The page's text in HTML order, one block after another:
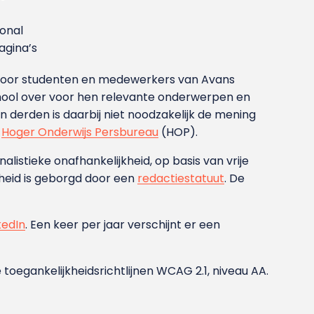
studenten en medewerkers van Avans
over voor hen relevante onderwerpen en
is daarbij niet noodzakelijk de mening
Hoger Onderwijs Persbureau (HOP).
onafhankelijkheid, op basis van vrije
is geborgd door een redactiestatuut. De
. Een keer per jaar verschijnt er een
WCAG 2.1, niveau AA.